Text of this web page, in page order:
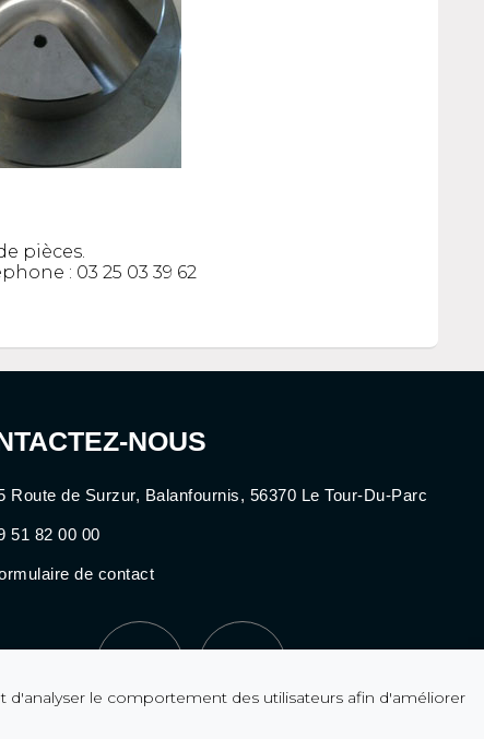
le comportement des utilisateurs afin d'améliorer
pièces.
: 03 25 03 39 62
NOUS
Route de Surzur, Balanfournis, 56370 Le Tour-Du-Parc
51 82 00 00
de contact